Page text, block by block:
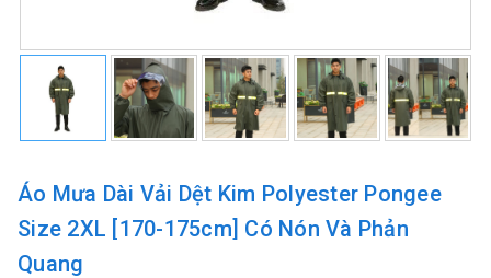
Áo Mưa Dài Vải Dệt Kim Polyester Pongee
Size 2XL [170-175cm] Có Nón Và Phản
Quang